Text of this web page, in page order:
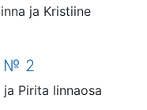
ja Kristiine
№ 2
ja Pirita linnaosa